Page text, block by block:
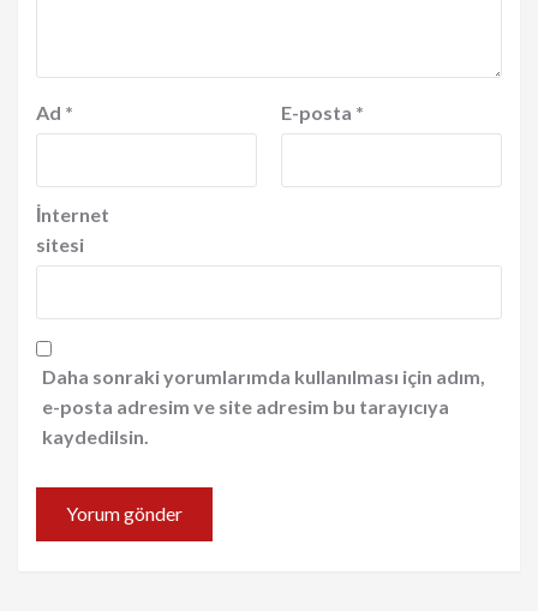
Ad * E-posta *
İnternet
sitesi
Daha sonraki yorumlarımda kullanılması için adım,
e-posta adresim ve site adresim bu tarayıcıya
kaydedilsin.